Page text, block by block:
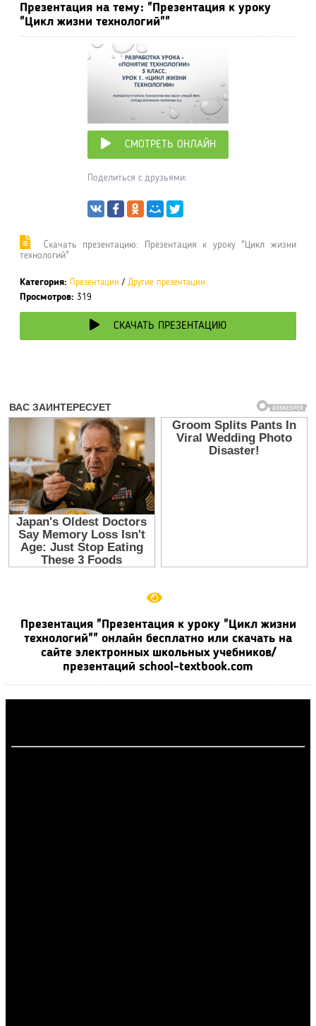
Презентация на тему: "Презентация к уроку
"Цикл жизни технологий""
СМОТРЕТЬ ОНЛАЙН
Поделиться с друзьями:
Cкачать презентацию: Презентация к уроку "Цикл жизни
технологий"
Категория: Презентации / Другие презентации
Просмотров: 319
СКАЧАТЬ ПРЕЗЕНТАЦИЮ
Презентация "Презентация к уроку "Цикл жизни
технологий"" онлайн бесплатно или скачать на
сайте электронных школьных учебников/
презентаций school-textbook.com